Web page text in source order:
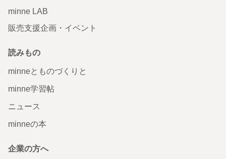
minne LAB
販売支援企画・イベント
読みもの
minneとものづくりと
minne学習帖
ニュース
minneの本
企業の方へ